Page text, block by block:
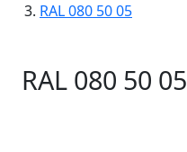
RAL 080 50 05
RAL 080 50 05